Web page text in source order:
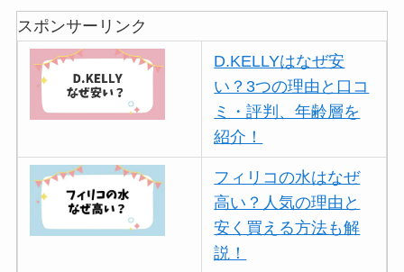
スポンサーリンク
D.KELLYはなぜ安
い？3つの理由と口コ
ミ・評判、年齢層を
紹介！
フィリコの水はなぜ
高い？人気の理由と
安く買える方法も解
説！